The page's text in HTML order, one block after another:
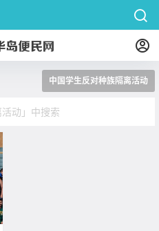
中国学生反对种族隔离活动